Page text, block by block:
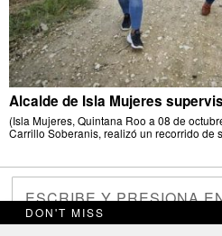
Alcalde de Isla Mujeres
(Isla Mujeres, Quintana Roo a 08 de
Carrillo Soberanis, realizó un recorrido de
DON'T MISS